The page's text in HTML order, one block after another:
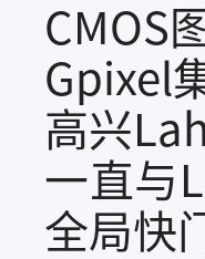
CMOS
Gpixel
高兴
一直与
全局快